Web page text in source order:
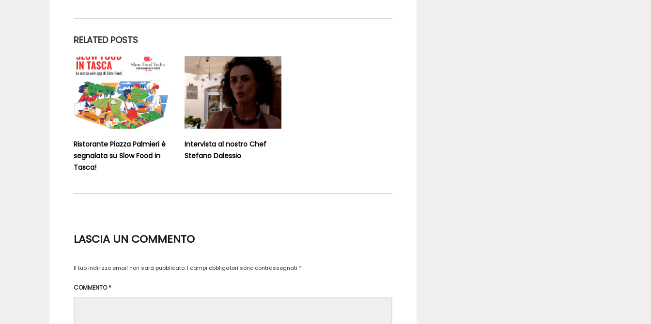
RELATED POSTS
Ristorante Piazza Palmieri è
segnalata su Slow Food in
Tasca!
Intervista al nostro Chef
Stefano Dalessio
LASCIA UN COMMENTO
Il tuo indirizzo email non sarà pubblicato. I campi obbligatori sono contrassegnati *
COMMENTO*